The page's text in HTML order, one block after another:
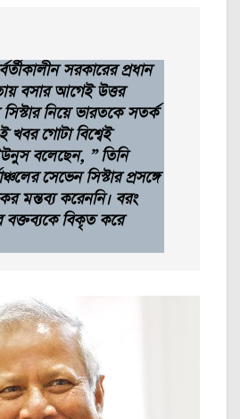
সরকারের প্রধান
বসার আগেই উত্তর
সিস্টার নিয়ে ভারতকে সতর্ক
খবর গোটা বিশ্বেই
বলেছেন, ” তিনি
সেভেন সিস্টার প্রসঙ্গে
মন্তব্য করেননি। বরং
বক্তব্যকে বিকৃত করে